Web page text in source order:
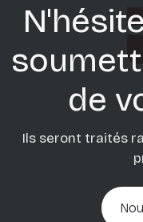
de
Ils seront traités